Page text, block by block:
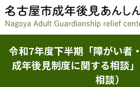
令和7年度下半期「障がい者
成年後見制度に関する相談
相談）